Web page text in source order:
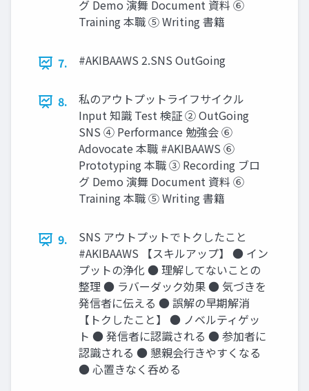
グ Demo 演舞 Document 資料 ⑥
Training 本職 ⑤ Writing 書籍
7. #AKIBAAWS 2.SNS OutGoing
8.
私のアウトプットライフサイクル
Input 知識 Test 検証 ② OutGoing
SNS ④ Performance 勉強会 ⑥
Adovocate 本職 #AKIBAAWS ⑥
Prototyping 本職 ③ Recording ブロ
グ Demo 演舞 Document 資料 ⑥
Training 本職 ⑤ Writing 書籍
9.
SNS アウトプットでトクしたこと
#AKIBAAWS 【スキルアップ】 ● イン
プットの浄化 ● 理解してないことの
整理 ● ラバーダック効果 ● 気づきを
発信者に伝える ● 誤解の早期解消
【トクしたこと】 ● ノベルティゲッ
ト ● 発信者に認識される ● 参加者に
認識される ● 懇親会行きやすくなる
● 心置きなく呑める